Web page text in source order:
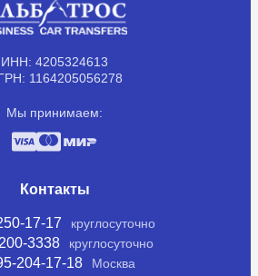
ИНН: 4205324613
1164205056278
Мы принимаем:
Контакты
17-17 круглосуточно
3338 круглосуточно
204-17-18 Москва